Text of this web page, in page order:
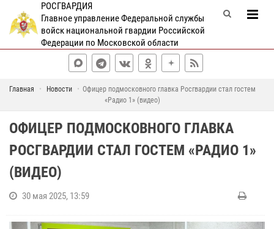
РОСГВАРДИЯ
Главное управление Федеральной службы
войск национальной гвардии Российской
Федерации по Московской области
Главная Новости
Офицер подмосковного главка Росгвардии стал гостем
«Радио 1» (видео)
ОФИЦЕР ПОДМОСКОВНОГО ГЛАВКА
РОСГВАРДИИ СТАЛ ГОСТЕМ «РАДИО 1»
(ВИДЕО)
30 мая 2025, 13:59